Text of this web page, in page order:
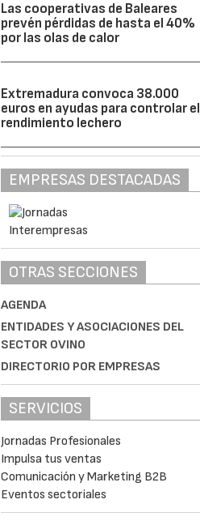
Las cooperativas de Baleares
prevén pérdidas de hasta el 40%
por las olas de calor
Extremadura convoca 38.000
euros en ayudas para controlar el
rendimiento lechero
EMPRESAS DESTACADAS
OTRAS SECCIONES
AGENDA
ENTIDADES Y ASOCIACIONES DEL
SECTOR OVINO
DIRECTORIO POR EMPRESAS
SERVICIOS
Jornadas Profesionales
Impulsa tus ventas
Comunicación y Marketing B2B
Eventos sectoriales